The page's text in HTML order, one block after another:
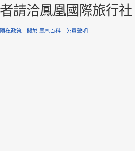
者請洽鳳凰國際旅行
隱私政策 關於 鳳凰百科 免責聲明